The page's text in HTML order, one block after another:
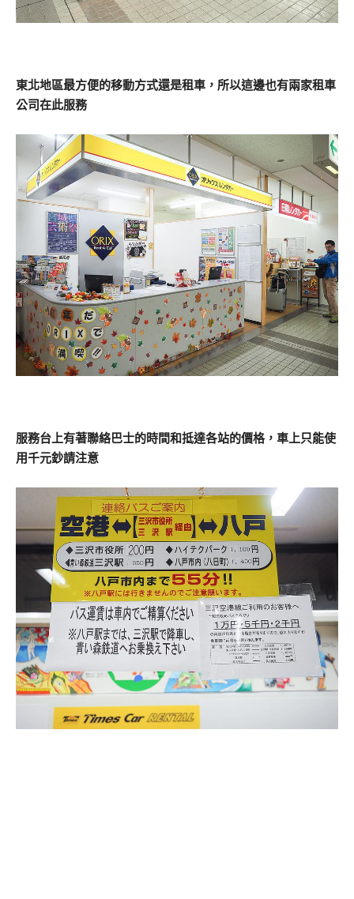
東北地區最方便的移動方式還是租車，所以這邊也有兩家租車
公司在此服務
服務台上有著聯絡巴士的時間和抵達各站的價格，車上只能使
用千元鈔請注意